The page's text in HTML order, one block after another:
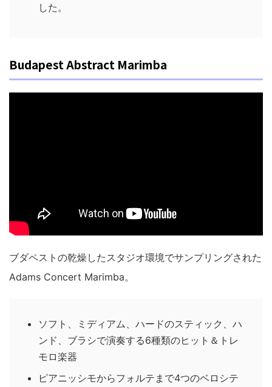
した。
Budapest Abstract Marimba
ブダペストの乾燥したスタジオ環境でサンプリングされた
Adams Concert Marimba。
ソフト、ミディアム、ハードのスティック、ハ
ンド、ブラシで演奏する6種類のヒット＆トレ
モロ楽器
ピアニッシモからフォルテまで4つのベロシテ